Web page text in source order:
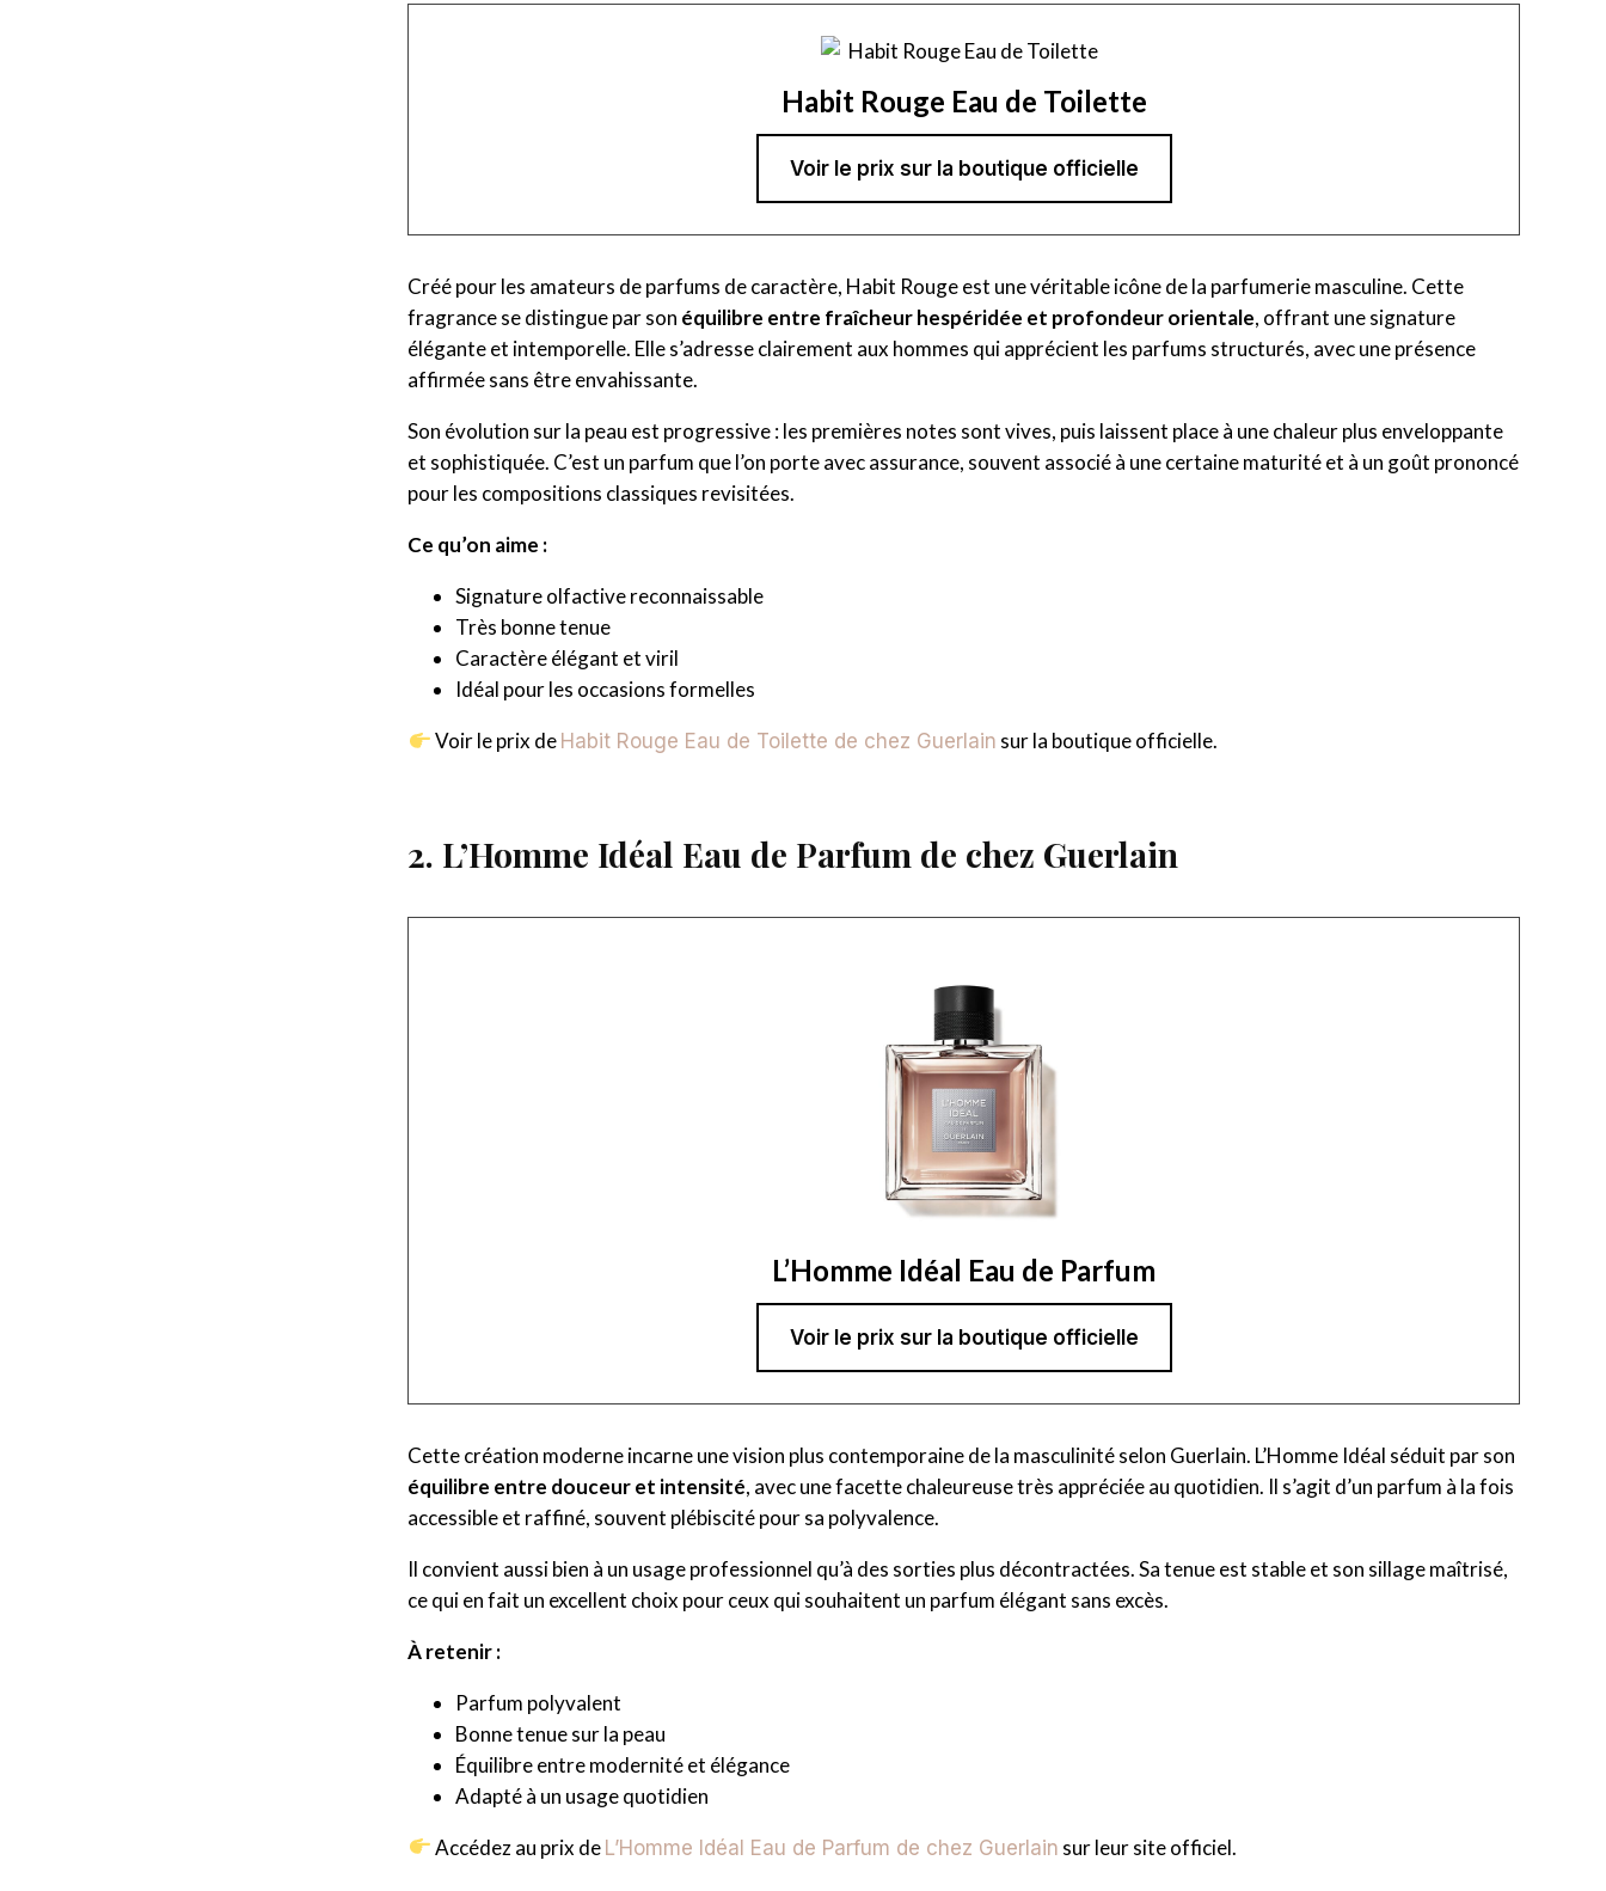
Habit Rouge Eau de Toilette
Voir le prix sur la boutique officielle
Créé pour les amateurs de parfums de caractère, Habit Rouge est une véritable icône de la parfumerie masculine. Cette
fragrance se distingue par son équilibre entre fraîcheur hespéridée et profondeur orientale, offrant une signature
élégante et intemporelle. Elle s’adresse clairement aux hommes qui apprécient les parfums structurés, avec une présence
affirmée sans être envahissante.
Son évolution sur la peau est progressive : les premières notes sont vives, puis laissent place à une chaleur plus enveloppante
et sophistiquée. C’est un parfum que l’on porte avec assurance, souvent associé à une certaine maturité et à un goût prononcé
pour les compositions classiques revisitées.
Ce qu’on aime :
Signature olfactive reconnaissable
Très bonne tenue
Caractère élégant et viril
Idéal pour les occasions formelles
Voir le prix de Habit Rouge Eau de Toilette de chez Guerlain sur la boutique officielle.
2. L’Homme Idéal Eau de Parfum de chez Guerlain
L’Homme Idéal Eau de Parfum
Voir le prix sur la boutique officielle
Cette création moderne incarne une vision plus contemporaine de la masculinité selon Guerlain. L’Homme Idéal séduit par son
équilibre entre douceur et intensité, avec une facette chaleureuse très appréciée au quotidien. Il s’agit d’un parfum à la fois
accessible et raffiné, souvent plébiscité pour sa polyvalence.
Il convient aussi bien à un usage professionnel qu’à des sorties plus décontractées. Sa tenue est stable et son sillage maîtrisé,
ce qui en fait un excellent choix pour ceux qui souhaitent un parfum élégant sans excès.
À retenir :
Parfum polyvalent
Bonne tenue sur la peau
Équilibre entre modernité et élégance
Adapté à un usage quotidien
Accédez au prix de L’Homme Idéal Eau de Parfum de chez Guerlain sur leur site officiel.